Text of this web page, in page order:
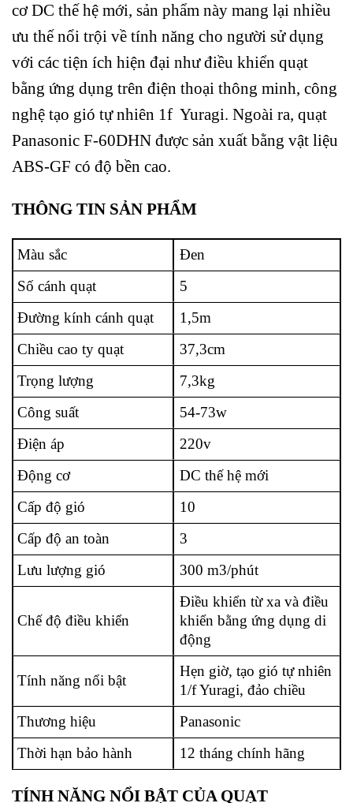
cơ DC thế hệ mới, sản phẩm này mang lại nhiều
ưu thế nổi trội về tính năng cho người sử dụng
với các tiện ích hiện đại như điều khiển quạt
bằng ứng dụng trên điện thoại thông minh, công
nghệ tạo gió tự nhiên 1f Yuragi. Ngoài ra, quạt
Panasonic F-60DHN được sản xuất bằng vật liệu
ABS-GF có độ bền cao.
THÔNG TIN SẢN PHẨM
Màu sắc
Đen
Số cánh quạt
5
Đường kính cánh quạt
1,5m
Chiều cao ty quạt
37,3cm
Trọng lượng
7,3kg
Công suất
54-73w
Điện áp
220v
Động cơ
DC thế hệ mới
Cấp độ gió
10
Cấp độ an toàn
3
Lưu lượng gió
300 m3/phút
Chế độ điều khiển
Điều khiển từ xa và điều
khiển bằng ứng dụng di
động
Tính năng nổi bật
Hẹn giờ, tạo gió tự nhiên
1/f Yuragi, đảo chiều
Thương hiệu
Panasonic
Thời hạn bảo hành
12 tháng chính hãng
TÍNH NĂNG NỔI BẬT CỦA QUẠT